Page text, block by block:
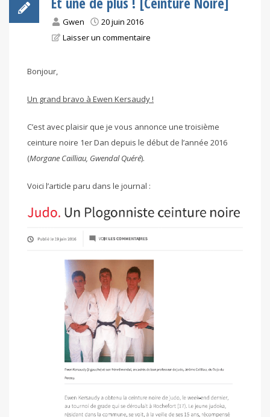
Gwen
20 juin 2016
Laisser un commentaire
Bonjour,
Un grand bravo à Ewen Kersaudy !
C’est avec plaisir que je vous annonce une troisième
ceinture noire 1er Dan depuis le début de l’année 2016
(Morgane Cailliau, Gwendal Quéré).
Voici l’article paru dans le journal :